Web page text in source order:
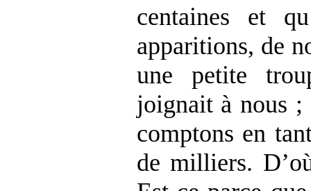
centaines et
apparitions, de
une petite
joignait à nous ;
comptons en
de milliers.